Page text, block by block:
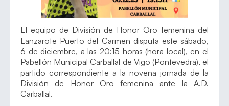
El equipo de División de Honor Oro femenina del
Lanzarote Puerto del Carmen disputa este sábado,
6 de diciembre, a las 20:15 horas (hora local), en el
Pabellón Municipal Carballal de Vigo (Pontevedra), el
partido correspondiente a la novena jornada de la
División de Honor Oro femenina ante la A.D.
Carballal.